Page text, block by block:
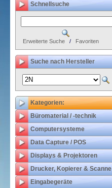
Schnellsuche
Erweiterte Suche / Favoriten
Suche nach Hersteller
Kategorien:
Büromaterial / -technik
Computersysteme
Data Capture / POS
Displays & Projektoren
Drucker, Kopierer & Scanne
Eingabegeräte